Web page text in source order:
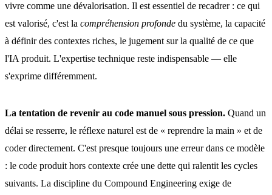
vivre comme une dévalorisation. Il est essentiel de recadrer : ce qui
est valorisé, c'est la compréhension profonde du système, la capacité
à définir des contextes riches, le jugement sur la qualité de ce que
l'IA produit. L'expertise technique reste indispensable — elle
s'exprime différemment.
La tentation de revenir au code manuel sous pression. Quand un
délai se resserre, le réflexe naturel est de « reprendre la main » et de
coder directement. C'est presque toujours une erreur dans ce modèle
: le code produit hors contexte crée une dette qui ralentit les cycles
suivants. La discipline du Compound Engineering exige de